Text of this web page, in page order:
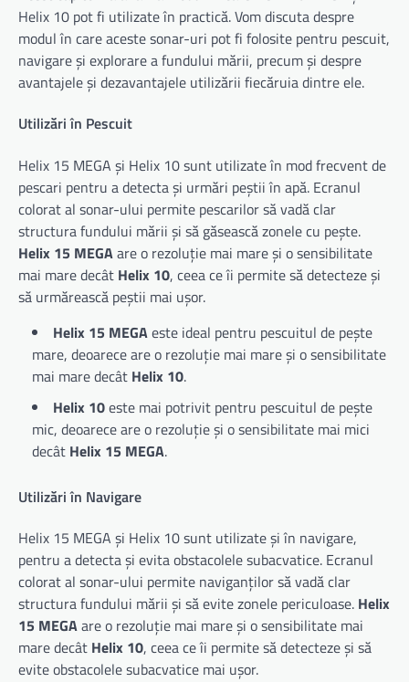
Helix 10 pot fi utilizate în practică. Vom discuta despre
modul în care aceste sonar-uri pot fi folosite pentru pescuit,
navigare și explorare a fundului mării, precum și despre
avantajele și dezavantajele utilizării fiecăruia dintre ele.
Utilizări în Pescuit
Helix 15 MEGA și Helix 10 sunt utilizate în mod frecvent de
pescari pentru a detecta și urmări peștii în apă. Ecranul
colorat al sonar-ului permite pescarilor să vadă clar
structura fundului mării și să găsească zonele cu pește.
Helix 15 MEGAare o rezoluție mai mare și o sensibilitate
mai mare decât Helix 10, ceea ce îi permite să detecteze și
să urmărească peștii mai ușor.
Helix 15 MEGAeste ideal pentru pescuitul de pește
mare, deoarece are o rezoluție mai mare și o sensibilitate
mai mare decât Helix 10.
Helix 10este mai potrivit pentru pescuitul de pește
mic, deoarece are o rezoluție și o sensibilitate mai mici
decât Helix 15 MEGA.
Utilizări în Navigare
Helix 15 MEGA și Helix 10 sunt utilizate și în navigare,
pentru a detecta și evita obstacolele subacvatice. Ecranul
colorat al sonar-ului permite naviganților să vadă clar
structura fundului mării și să evite zonele periculoase. Helix
15 MEGAare o rezoluție mai mare și o sensibilitate mai
mare decât Helix 10, ceea ce îi permite să detecteze și să
evite obstacolele subacvatice mai ușor.